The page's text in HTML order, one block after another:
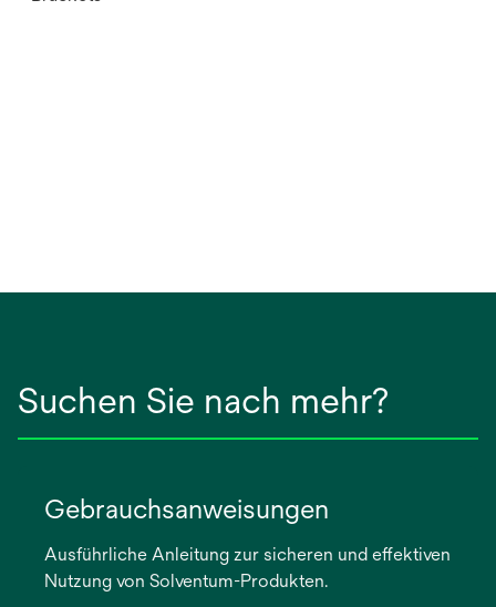
Suchen Sie nach mehr?
Gebrauchsanweisungen
Ausführliche Anleitung zur sicheren und effektiven
Nutzung von Solventum-Produkten.